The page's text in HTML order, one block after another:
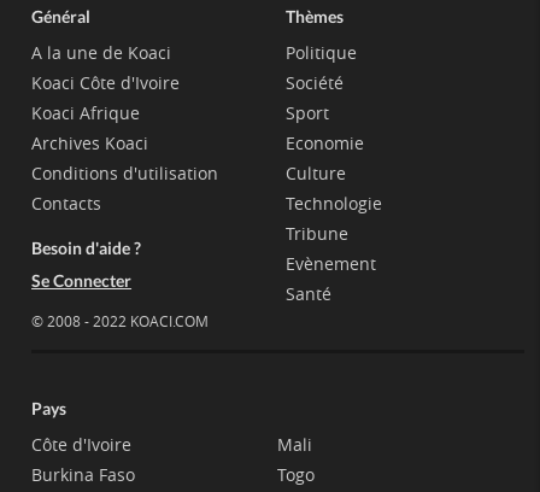
Général
A la une de Koaci
Koaci Côte d'Ivoire
Koaci Afrique
Archives Koaci
Conditions d'utilisation
Contacts
Besoin d'aide ?
Se Connecter
© 2008 - 2022 KOACI.COM
Thèmes
Politique
Société
Sport
Economie
Culture
Technologie
Tribune
Evènement
Santé
Pays
Côte d'Ivoire
Burkina Faso
Mali
Togo